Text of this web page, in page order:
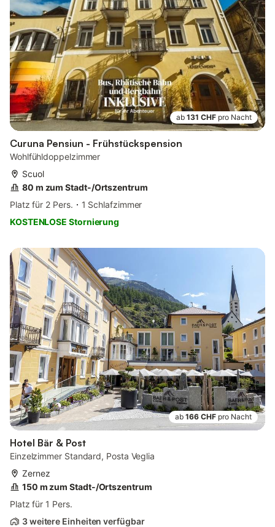
ab 131 CHF pro Nacht
Curuna Pensiun - Frühstückspension
Wohlfühldoppelzimmer
Scuol
80 m zum Stadt-/Ortszentrum
Platz für 2 Pers.
1 Schlafzimmer
KOSTENLOSE Stornierung
ab 166 CHF pro Nacht
Hotel Bär & Post
Einzelzimmer Standard, Posta Veglia
Zernez
150 m zum Stadt-/Ortszentrum
Platz für 1 Pers.
3 weitere Einheiten verfügbar